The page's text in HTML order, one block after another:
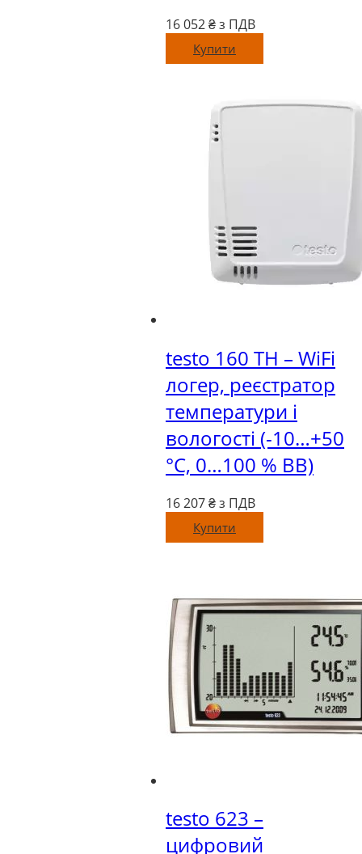
16 052₴ з ПДВ
Купити
testo 160 TH – WiFi
логер, реєстратор
температури і
вологості (-10…+50
°C, 0…100 % ВВ)
16 207₴ з ПДВ
Купити
testo 623 –
цифровий